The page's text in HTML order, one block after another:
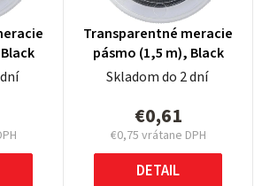
Transparentné meracie
pásmo (1,5 m), Black
Skladom do 2 dní
€0,61
€0,75 vrátane DPH
Jednotková
cena:
DETAIL